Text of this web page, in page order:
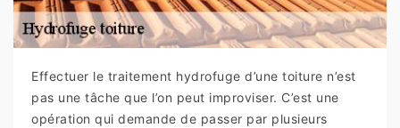
Effectuer le traitement hydrofuge d’une toiture n’est
pas une tâche que l’on peut improviser. C’est une
opération qui demande de passer par plusieurs